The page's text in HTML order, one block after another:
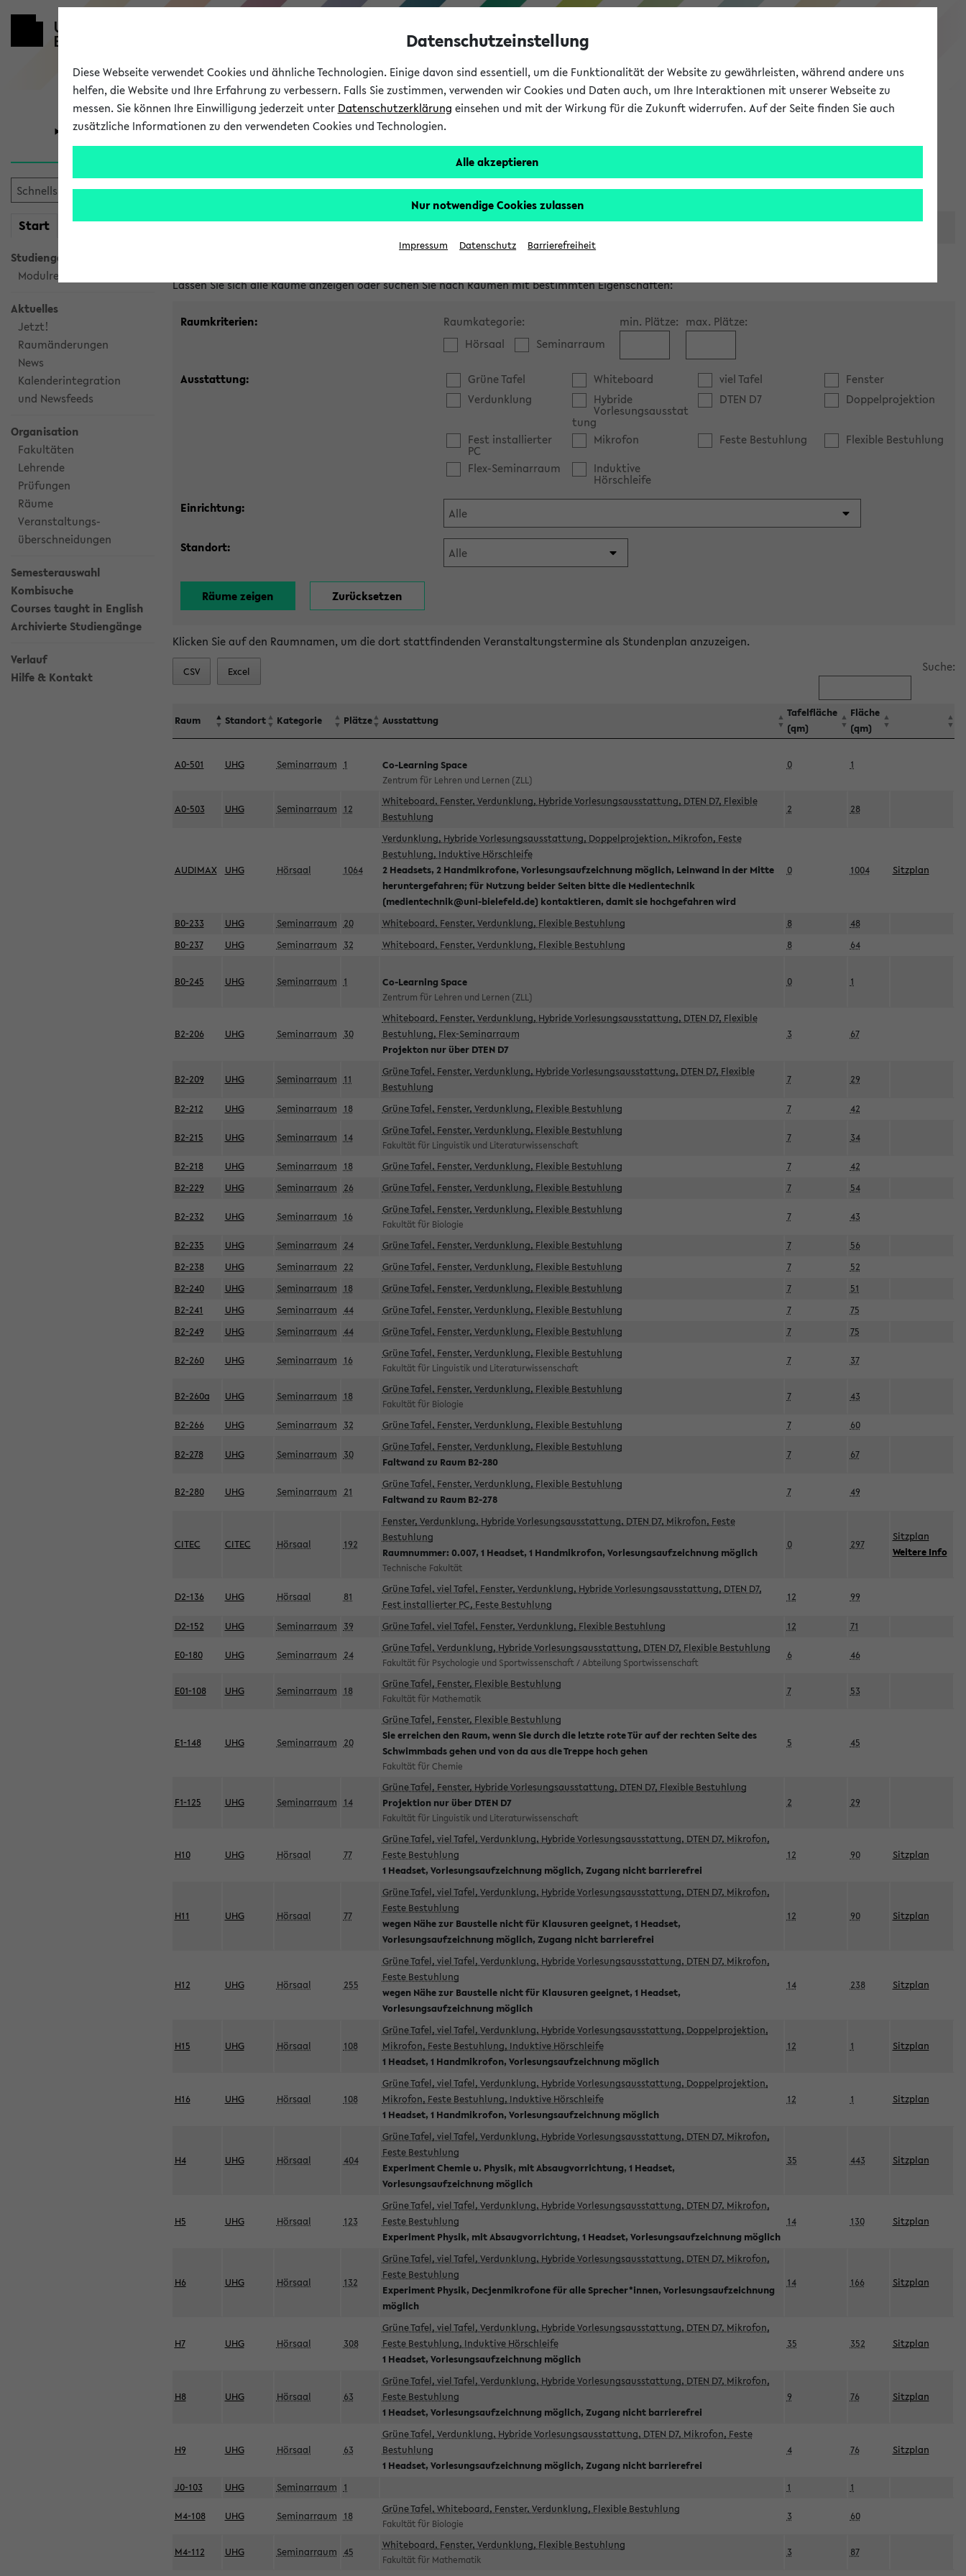
eKVV
Universität Forschung Studium
Start meineKVV
Studiengangsauswahl
Modulrecherche
Aktuelles
Jetzt!
Raumänderungen
News
Kalenderintegration
und Newsfeeds
Organisation
Fakultäten
Lehrende
Prüfungen
Räume
Veranstaltungs-
überschneidungen
Semesterauswahl
Kombisuche
Courses taught in English
Archivierte Studiengänge
Verlauf
Hilfe & Kontakt
Im eKVV verwaltete Räume
Lassen Sie sich alle Räume anzeigen oder suchen Sie nach Räumen mit bestimmten Eigenschaften:
Raumkriterien:
Raumkategorie:
Hörsaal
Seminarraum
min. Plätze: max. Plätze:
Ausstattung: Grüne Tafel Whiteboard viel Tafel
Fenster
Verdunklung
Hybride
Vorlesungsausstat
tung
DTEN D7 Doppelprojektion
Fest installierter
PC
Mikrofon Feste Bestuhlung
Flexible Bestuhlung
Flex-Seminarraum
Induktive
Hörschleife
Einrichtung:
Standort:
Klicken Sie auf den Raumnamen, um die dort stattfindenden Veranstaltungstermine als Stundenplan anzuzeigen.
CSV Excel Suche:
Raum Standort Kategorie Plätze Ausstattung
Tafelfläche
(qm)
Fläche
(qm)
A0-501 UHG Seminarraum 1 Co-Learning Space
Zentrum für Lehren und Lernen (ZLL)
0 1
A0-503 UHG Seminarraum 12
Whiteboard, Fenster, Verdunklung, Hybride Vorlesungsausstattung, DTEN D7, Flexible
Bestuhlung
2 28
AUDIMAX UHG Hörsaal 1064
Verdunklung, Hybride Vorlesungsausstattung, Doppelprojektion, Mikrofon, Feste
Bestuhlung, Induktive Hörschleife
2 Headsets, 2 Handmikrofone, Vorlesungsaufzeichnung möglich, Leinwand in der Mitte
heruntergefahren; für Nutzung beider Seiten bitte die Medientechnik
(medientechnik@uni-bielefeld.de) kontaktieren, damit sie hochgefahren wird
0 1004 Sitzplan
B0-233 UHG Seminarraum 20 Whiteboard, Fenster, Verdunklung, Flexible Bestuhlung 8
48
B0-237
UHG Seminarraum 32 Whiteboard, Fenster, Verdunklung, Flexible Bestuhlung 8 64
B0-245 UHG Seminarraum 1 Co-Learning Space
Zentrum für Lehren und Lernen (ZLL)
0 1
B2-206 UHG Seminarraum 30
Whiteboard, Fenster, Verdunklung, Hybride Vorlesungsausstattung, DTEN D7, Flexible
Bestuhlung, Flex-Seminarraum
Projekton nur über DTEN D7
3 67
B2-209 UHG Seminarraum 11
Grüne Tafel, Fenster, Verdunklung, Hybride Vorlesungsausstattung, DTEN D7, Flexible
Bestuhlung
7 29
B2-212 UHG Seminarraum 18 Grüne Tafel, Fenster, Verdunklung, Flexible Bestuhlung 7 42
B2-215 UHG Seminarraum 14
Grüne Tafel, Fenster, Verdunklung, Flexible Bestuhlung
Fakultät für Linguistik und Literaturwissenschaft
7 34
B2-218 UHG Seminarraum 18 Grüne Tafel, Fenster, Verdunklung, Flexible Bestuhlung 7
42
B2-229
UHG Seminarraum 26 Grüne Tafel, Fenster, Verdunklung, Flexible Bestuhlung 7 54
B2-232 UHG Seminarraum 16
Grüne Tafel, Fenster, Verdunklung, Flexible Bestuhlung
Fakultät für Biologie
7 43
B2-235 UHG Seminarraum 24 Grüne Tafel, Fenster, Verdunklung, Flexible Bestuhlung 7
56
B2-238
UHG Seminarraum 22 Grüne Tafel, Fenster, Verdunklung, Flexible Bestuhlung 7
52
B2-240
UHG Seminarraum 18 Grüne Tafel, Fenster, Verdunklung, Flexible Bestuhlung 7
51
B2-241
UHG Seminarraum 44 Grüne Tafel, Fenster, Verdunklung, Flexible Bestuhlung 7
75
B2-249
UHG Seminarraum 44 Grüne Tafel, Fenster, Verdunklung, Flexible Bestuhlung 7 75
B2-260 UHG Seminarraum 16
Grüne Tafel, Fenster, Verdunklung, Flexible Bestuhlung
Fakultät für Linguistik und Literaturwissenschaft
7 37
B2-260a UHG Seminarraum 18
Grüne Tafel, Fenster, Verdunklung, Flexible Bestuhlung
Fakultät für Biologie
7 43
B2-266 UHG Seminarraum 32 Grüne Tafel, Fenster, Verdunklung, Flexible Bestuhlung 7 60
B2-278 UHG Seminarraum 30
Grüne Tafel, Fenster, Verdunklung, Flexible Bestuhlung
Faltwand zu Raum B2-280
7 67
B2-280 UHG Seminarraum 21
Grüne Tafel, Fenster, Verdunklung, Flexible Bestuhlung
Faltwand zu Raum B2-278
7 49
CITEC CITEC Hörsaal 192
Fenster, Verdunklung, Hybride Vorlesungsausstattung, DTEN D7, Mikrofon, Feste
Bestuhlung
Raumnummer: 0.007, 1 Headset, 1 Handmikrofon, Vorlesungsaufzeichnung möglich
Technische Fakultät
0 297
Sitzplan
Weitere Info
D2-136 UHG Hörsaal 81
Grüne Tafel, viel Tafel, Fenster, Verdunklung, Hybride Vorlesungsausstattung, DTEN D7,
Fest installierter PC, Feste Bestuhlung
12 99
D2-152 UHG Seminarraum 39 Grüne Tafel, viel Tafel, Fenster, Verdunklung, Flexible Bestuhlung 12 71
E0-180 UHG Seminarraum 24
Grüne Tafel, Verdunklung, Hybride Vorlesungsausstattung, DTEN D7, Flexible Bestuhlung
Fakultät für Psychologie und Sportwissenschaft / Abteilung Sportwissenschaft
6 46
E01-108 UHG Seminarraum 18
Grüne Tafel, Fenster, Flexible Bestuhlung
Fakultät für Mathematik
7 53
E1-148 UHG Seminarraum 20
Grüne Tafel, Fenster, Flexible Bestuhlung
Sie erreichen den Raum, wenn Sie durch die letzte rote Tür auf der rechten Seite des
Schwimmbads gehen und von da aus die Treppe hoch gehen
Fakultät für Chemie
5 45
F1-125 UHG Seminarraum 14
Grüne Tafel, Fenster, Hybride Vorlesungsausstattung, DTEN D7, Flexible Bestuhlung
Projektion nur über DTEN D7
Fakultät für Linguistik und Literaturwissenschaft
2 29
H10 UHG Hörsaal 77
Grüne Tafel, viel Tafel, Verdunklung, Hybride Vorlesungsausstattung, DTEN D7, Mikrofon,
Feste Bestuhlung
1 Headset, Vorlesungsaufzeichnung möglich, Zugang nicht barrierefrei
12 90 Sitzplan
H11 UHG Hörsaal 77
Grüne Tafel, viel Tafel, Verdunklung, Hybride Vorlesungsausstattung, DTEN D7, Mikrofon,
Feste Bestuhlung
wegen Nähe zur Baustelle nicht für Klausuren geeignet, 1 Headset,
Vorlesungsaufzeichnung möglich, Zugang nicht barrierefrei
12 90 Sitzplan
H12 UHG Hörsaal 255
Grüne Tafel, viel Tafel, Verdunklung, Hybride Vorlesungsausstattung, DTEN D7, Mikrofon,
Feste Bestuhlung
wegen Nähe zur Baustelle nicht für Klausuren geeignet, 1 Headset,
Vorlesungsaufzeichnung möglich
14 238 Sitzplan
H15 UHG Hörsaal 108
Grüne Tafel, viel Tafel, Verdunklung, Hybride Vorlesungsausstattung, Doppelprojektion,
Mikrofon, Feste Bestuhlung, Induktive Hörschleife
1 Headset, 1 Handmikrofon, Vorlesungsaufzeichnung möglich
12 1 Sitzplan
H16 UHG Hörsaal 108
Grüne Tafel, viel Tafel, Verdunklung, Hybride Vorlesungsausstattung, Doppelprojektion,
Mikrofon, Feste Bestuhlung, Induktive Hörschleife
1 Headset, 1 Handmikrofon, Vorlesungsaufzeichnung möglich
12 1 Sitzplan
H4 UHG Hörsaal 404
Grüne Tafel, viel Tafel, Verdunklung, Hybride Vorlesungsausstattung, DTEN D7, Mikrofon,
Feste Bestuhlung
Experiment Chemie u. Physik, mit Absaugvorrichtung, 1 Headset,
Vorlesungsaufzeichnung möglich
35 443 Sitzplan
H5 UHG Hörsaal 123
Grüne Tafel, viel Tafel, Verdunklung, Hybride Vorlesungsausstattung, DTEN D7, Mikrofon,
Feste Bestuhlung
Experiment Physik, mit Absaugvorrichtung, 1 Headset, Vorlesungsaufzeichnung möglich
14 130 Sitzplan
H6 UHG Hörsaal 132
Grüne Tafel, viel Tafel, Verdunklung, Hybride Vorlesungsausstattung, DTEN D7, Mikrofon,
Feste Bestuhlung
Experiment Physik, Decjenmikrofone für alle Sprecher*innen, Vorlesungsaufzeichnung
möglich
14 166 Sitzplan
H7 UHG Hörsaal 308
Grüne Tafel, viel Tafel, Verdunklung, Hybride Vorlesungsausstattung, DTEN D7, Mikrofon,
Feste Bestuhlung, Induktive Hörschleife
1 Headset, Vorlesungsaufzeichnung möglich
35 352 Sitzplan
H8 UHG Hörsaal 63
Grüne Tafel, viel Tafel, Verdunklung, Hybride Vorlesungsausstattung, DTEN D7, Mikrofon,
Feste Bestuhlung
1 Headset, Vorlesungsaufzeichnung möglich, Zugang nicht barrierefrei
9 76 Sitzplan
H9 UHG Hörsaal 63
Grüne Tafel, Verdunklung, Hybride Vorlesungsausstattung, DTEN D7, Mikrofon, Feste
Bestuhlung
1 Headset, Vorlesungsaufzeichnung möglich, Zugang nicht barrierefrei
4 76 Sitzplan
J0-103 UHG Seminarraum 1 1 1
M4-108 UHG Seminarraum 18
Grüne Tafel, Whiteboard, Fenster, Verdunklung, Flexible Bestuhlung
Fakultät für Biologie
3 60
M4-112 UHG Seminarraum 45
Whiteboard, Fenster, Verdunklung, Flexible Bestuhlung
Fakultät für Mathematik
3 87
Datenschutzeinstellung
Diese Webseite verwendet Cookies und ähnliche Technologien. Einige davon sind essentiell, um die Funktionalität der Website zu gewährleisten, während andere uns
helfen, die Website und Ihre Erfahrung zu verbessern. Falls Sie zustimmen, verwenden wir Cookies und Daten auch, um Ihre Interaktionen mit unserer Webseite zu
messen. Sie können Ihre Einwilligung jederzeit unter Datenschutzerklärung einsehen und mit der Wirkung für die Zukunft widerrufen. Auf der Seite finden Sie auch
zusätzliche Informationen zu den verwendeten Cookies und Technologien.
Alle akzeptieren
Nur notwendige Cookies zulassen
Impressum Datenschutz Barrierefreiheit